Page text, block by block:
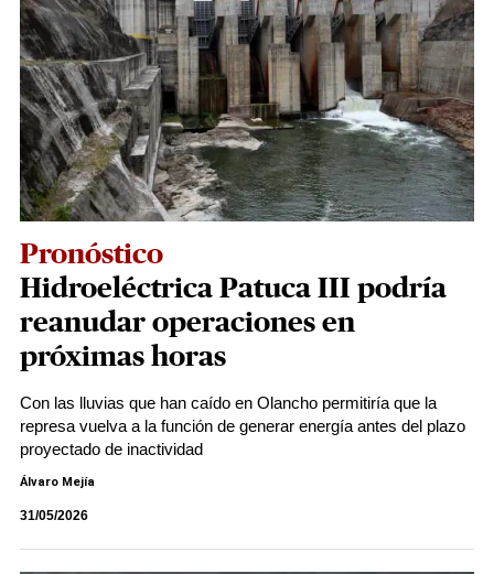
Pronóstico
Hidroeléctrica Patuca III podría
reanudar operaciones en
próximas horas
Con las lluvias que han caído en Olancho permitiría que la
represa vuelva a la función de generar energía antes del plazo
proyectado de inactividad
Álvaro Mejía
31/05/2026